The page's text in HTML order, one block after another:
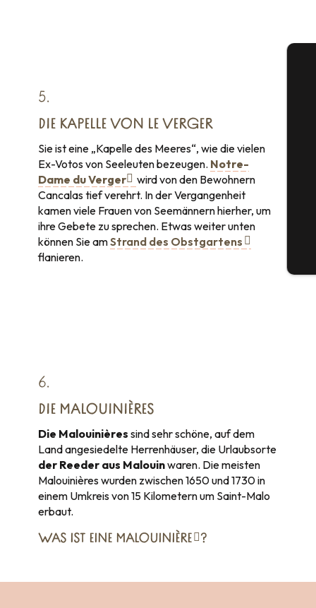
5.
DIE KAPELLE VON LE VERGER
Sie ist eine „Kapelle des Meeres“, wie die vielen
Ex-Votos von Seeleuten bezeugen. Notre-
Dame du Verger
wird von den Bewohnern
Cancalas tief verehrt. In der Vergangenheit
kamen viele Frauen von Seemännern hierher, um
ihre Gebete zu sprechen. Etwas weiter unten
können Sie amStrand des Obstgartens
flanieren.
6.
DIE MALOUINIÈRES
Die Malouinières sind sehr schöne, auf dem
Land angesiedelte Herrenhäuser, die Urlaubsorte
der Reeder aus Malouinwaren. Die meisten
Malouinières wurden zwischen 1650 und 1730 in
einem Umkreis von 15 Kilometern um Saint-Malo
erbaut.
WAS IST EINE MALOUINIÈRE ?